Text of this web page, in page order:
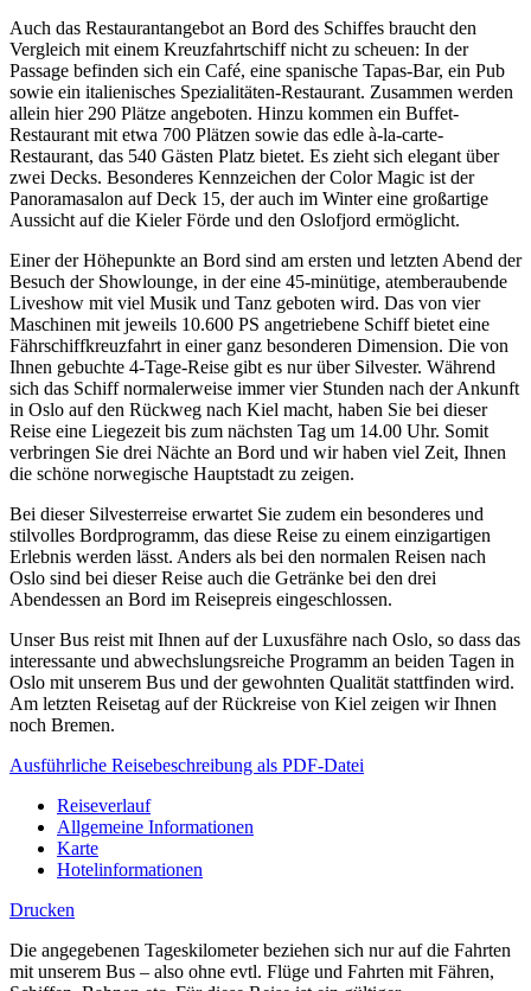
Auch das Restaurantangebot an Bord des Schiffes braucht den
Vergleich mit einem Kreuzfahrtschiff nicht zu scheuen: In der
Passage befinden sich ein Café, eine spanische Tapas-Bar, ein Pub
sowie ein italienisches Spezialitäten-Restaurant. Zusammen werden
allein hier 290 Plätze angeboten. Hinzu kommen ein Buffet-
Restaurant mit etwa 700 Plätzen sowie das edle à-la-carte-
Restaurant, das 540 Gästen Platz bietet. Es zieht sich elegant über
zwei Decks. Besonderes Kennzeichen der Color Magic ist der
Panoramasalon auf Deck 15, der auch im Winter eine großartige
Aussicht auf die Kieler Förde und den Oslofjord ermöglicht.
Einer der Höhepunkte an Bord sind am ersten und letzten Abend der
Besuch der Showlounge, in der eine 45-minütige, atemberaubende
Liveshow mit viel Musik und Tanz geboten wird. Das von vier
Maschinen mit jeweils 10.600 PS angetriebene Schiff bietet eine
Fährschiffkreuzfahrt in einer ganz besonderen Dimension. Die von
Ihnen gebuchte 4-Tage-Reise gibt es nur über Silvester. Während
sich das Schiff normalerweise immer vier Stunden nach der Ankunft
in Oslo auf den Rückweg nach Kiel macht, haben Sie bei dieser
Reise eine Liegezeit bis zum nächsten Tag um 14.00 Uhr. Somit
verbringen Sie drei Nächte an Bord und wir haben viel Zeit, Ihnen
die schöne norwegische Hauptstadt zu zeigen.
Bei dieser Silvesterreise erwartet Sie zudem ein besonderes und
stilvolles Bordprogramm, das diese Reise zu einem einzigartigen
Erlebnis werden lässt. Anders als bei den normalen Reisen nach
Oslo sind bei dieser Reise auch die Getränke bei den drei
Abendessen an Bord im Reisepreis eingeschlossen.
Unser Bus reist mit Ihnen auf der Luxusfähre nach Oslo, so dass das
interessante und abwechslungsreiche Programm an beiden Tagen in
Oslo mit unserem Bus und der gewohnten Qualität stattfinden wird.
Am letzten Reisetag auf der Rückreise von Kiel zeigen wir Ihnen
noch Bremen.
Ausführliche Reisebeschreibung als PDF-Datei
Reiseverlauf
Allgemeine Informationen
Karte
Hotelinformationen
Drucken
Die angegebenen Tageskilometer beziehen sich nur auf die Fahrten
mit unserem Bus – also ohne evtl. Flüge und Fahrten mit Fähren,